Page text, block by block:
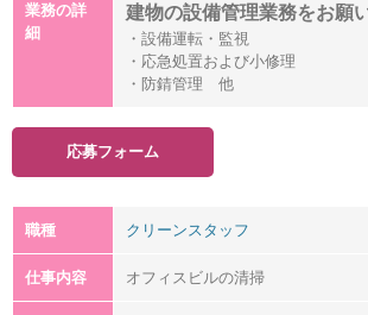
業務の詳
細
建物の設備管理業務をお願
・設備運転・監視
・応急処置および小修理
・防錆管理 他
応募フォーム
職種 クリーンスタッフ
仕事内容 オフィスビルの清掃